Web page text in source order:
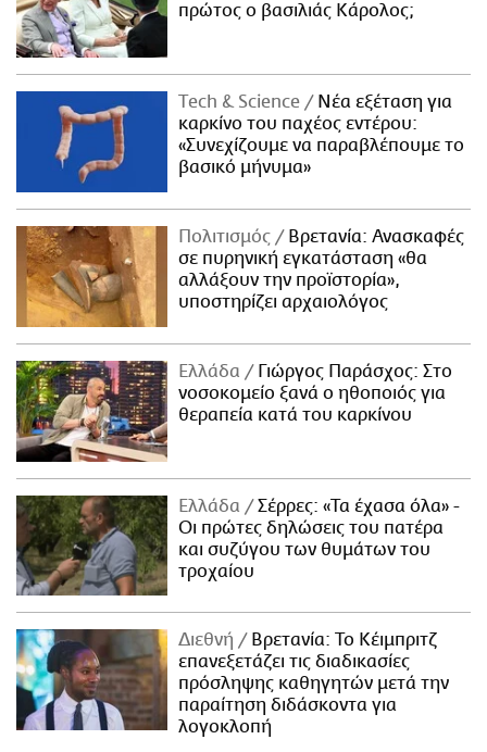
πρώτος ο βασιλιάς Κάρολος;
Τech & Science
Νέα εξέταση για
καρκίνο του παχέος εντέρου:
«Συνεχίζουμε να παραβλέπουμε το
βασικό μήνυμα»
Πολιτισμός
Βρετανία: Ανασκαφές
σε πυρηνική εγκατάσταση «θα
αλλάξουν την προϊστορία»,
υποστηρίζει αρχαιολόγος
Ελλάδα
Γιώργος Παράσχος: Στο
νοσοκομείο ξανά ο ηθοποιός για
θεραπεία κατά του καρκίνου
Ελλάδα
Σέρρες: «Τα έχασα όλα» -
Οι πρώτες δηλώσεις του πατέρα
και συζύγου των θυμάτων του
τροχαίου
Διεθνή
Βρετανία: Το Κέιμπριτζ
επανεξετάζει τις διαδικασίες
πρόσληψης καθηγητών μετά την
παραίτηση διδάσκοντα για
λογοκλοπή